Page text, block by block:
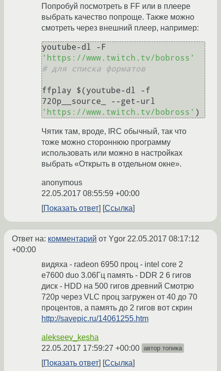
Попробуй посмотреть в FF или в плеере
выбрать качество попроще. Также можно
смотреть через внешний плеер, например:
'https://www.twitch.tv/bobross'
# для списка форматов
ffplay $(youtube-dl -f
'https://www.twitch.tv/bobross'
Чятик там, вроде, IRC обычный, так что
тоже можно стороннюю программу
использовать или можно в настройках
выбрать «Открыть в отдельном окне».
anonymous
22.05.2017 08:55:59 +00:00
Показать ответ
Ссылка
Ответ на: комментарий от Ygor 22.05.2017 08:17:12
+00:00
видяха - radeon 6950 проц - intel core 2
e7600 duo 3.06Гц память - DDR 2 6 гигов
диск - HDD на 500 гигов древний Смотрю
720p через VLC проц загружен от 40 до 70
процентов, а память до 2 гигов вот скрин
http://savepic.ru/14061255.htm
alekseev_kesha
22.05.2017 17:59:27 +00:00 автор топика
Показать ответ Ссылка